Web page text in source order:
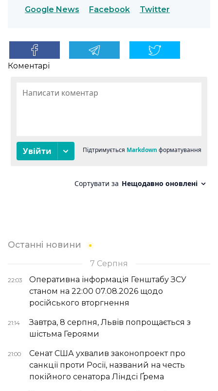
Google News Facebook Twitter
Коментарі
Останні новини
7 Серпня
22:03
Оперативна інформація Генштабу ЗСУ
станом на 22:00 07.08.2026 щодо
російського вторгнення
21:14
Завтра, 8 серпня, Львів попрощається з
шістьма Героями
21:00
Сенат США ухвалив законопроект про
санкції проти Росії, названий на честь
покійного сенатора Ліндсі Ґрема